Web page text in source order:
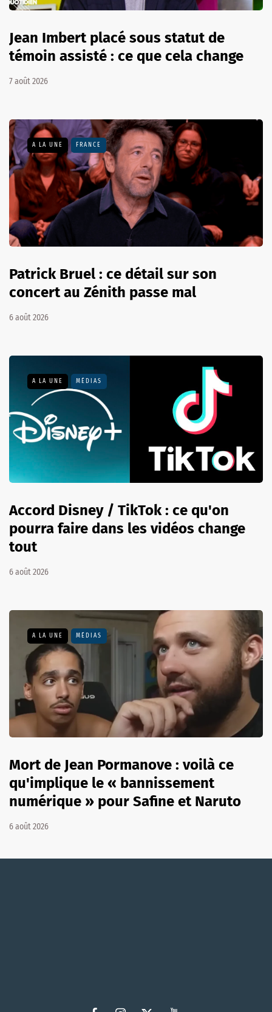
Jean Imbert placé sous statut de
témoin assisté : ce que cela change
7 août 2026
A LA UNE FRANCE
Patrick Bruel : ce détail sur son
concert au Zénith passe mal
6 août 2026
A LA UNE MÉDIAS
Accord Disney / TikTok : ce qu'on
pourra faire dans les vidéos change
tout
6 août 2026
A LA UNE MÉDIAS
Mort de Jean Pormanove : voilà ce
qu'implique le « bannissement
numérique » pour Safine et Naruto
6 août 2026